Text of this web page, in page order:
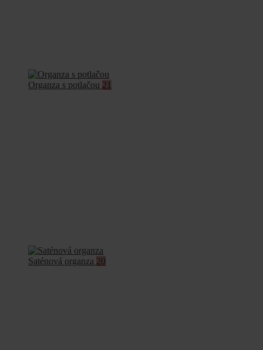
Organza s potlačou 21
Saténová organza 20